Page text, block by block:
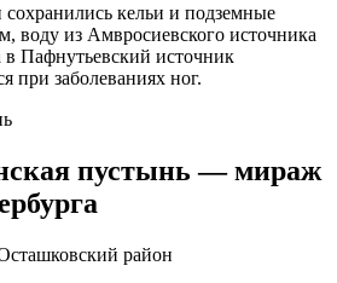
кельи и подземные
воду из Амвросиевского источника
в Пафнутьевский источник
при заболеваниях ног.
пустынь — мираж
район